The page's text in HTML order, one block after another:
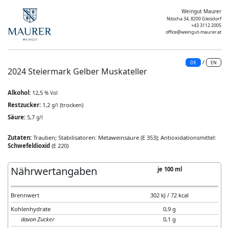
Weingut Maurer
Nitscha 34, 8200 Gleisdorf
+43 3112 2005
office@weingut-maurer.at
DE / EN
2024 Steiermark Gelber Muskateller
Alkohol: 12,5 % Vol
Restzucker: 1,2 g/l (trocken)
Säure: 5,7 g/l
Zutaten: Trauben; Stabilisatoren: Metaweinsäure (E 353); Antioxidationsmittel:
Schwefeldioxid (E 220)
Nährwertangaben je 100 ml
Brennwert
302 kJ / 72 kcal
Kohlenhydrate
0,9 g
davon Zucker
0,1 g